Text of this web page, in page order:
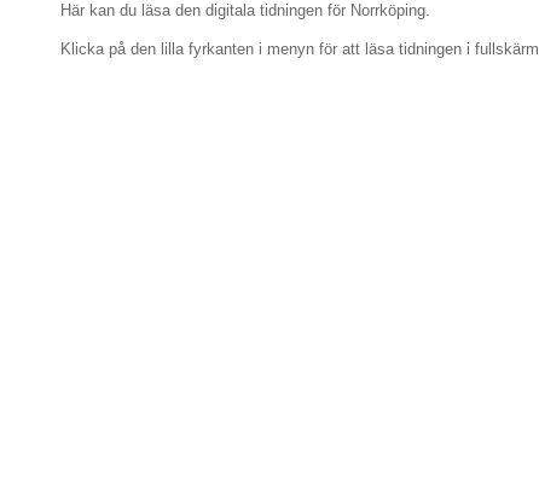
Här kan du läsa den digitala tidningen för Norrköping.
Klicka på den lilla fyrkanten i menyn för att läsa tidningen i fullskärm